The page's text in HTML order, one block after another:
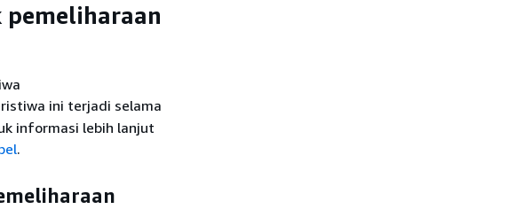
pemeliharaan
ini terjadi selama
informasi lebih lanjut
.